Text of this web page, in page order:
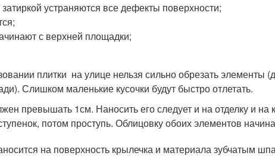
устраняются все дефекты поверхности;
с верхней площадки;
плитки на улице нельзя сильно обрезать элементы
Слишком маленькие кусочки будут быстро отлетать.
превышать 1см. Наносить его следует и на отделку и
потом проступь. Облицовку обоих элементов
на поверхность крылечка и материала зубчатым